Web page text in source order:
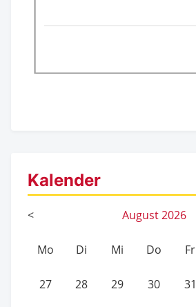
Kalender
< August2026
Mo Di Mi Do Fr
27 28 29 30 31